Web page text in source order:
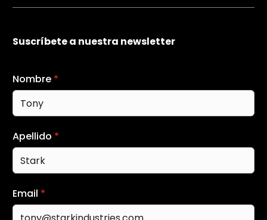
Suscríbete a nuestra newsletter
Nombre *
Apellido *
Email *